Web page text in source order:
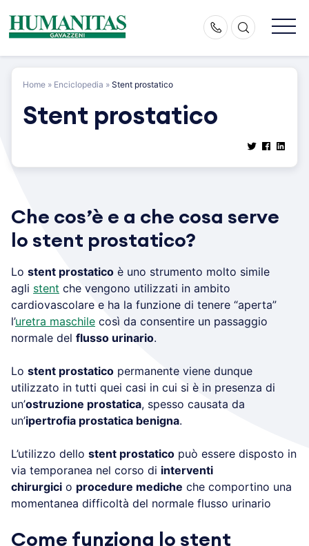
content
Home » Enciclopedia » Stent prostatico
Stent prostatico
Che cos’è e a che cosa serve
lo stent prostatico?
Lo stent prostatico è uno strumento molto simile
agli stent che vengono utilizzati in ambito
cardiovascolare e ha la funzione di tenere “aperta”
l’uretra maschile così da consentire un passaggio
normale del flusso urinario.
Lo stent prostatico permanente viene dunque
utilizzato in tutti quei casi in cui si è in presenza di
un’ostruzione prostatica, spesso causata da
un’ipertrofia prostatica benigna.
L’utilizzo dello stent prostatico può essere disposto in
via temporanea nel corso di interventi
chirurgici o procedure mediche che comportino una
momentanea difficoltà del normale flusso urinario
Come funziona lo stent